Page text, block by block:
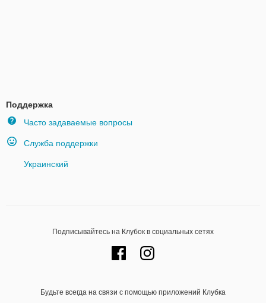
Поддержка
Часто задаваемые вопросы
Служба поддержки
Украинский
Подписывайтесь на Клубок в социальных сетях
Будьте всегда на связи с помощью приложений Клубка